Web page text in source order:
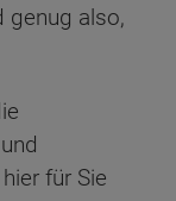
genug also,
für Sie